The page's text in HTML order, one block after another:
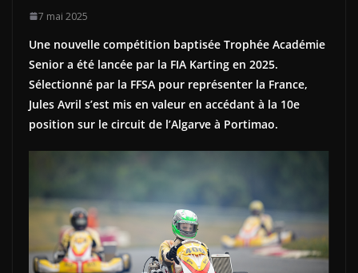
7 mai 2025
Une nouvelle compétition baptisée Trophée Académie
Senior a été lancée par la FIA Karting en 2025.
Sélectionné par la FFSA pour représenter la France,
Jules Avril s’est mis en valeur en accédant à la 10e
position sur le circuit de l’Algarve à Portimao.